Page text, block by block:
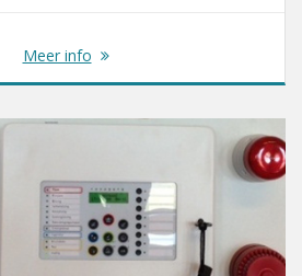
Meer info